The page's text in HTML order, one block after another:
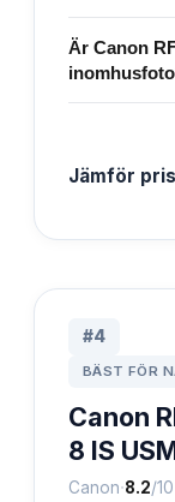
Är Canon
Jämför pris
#4
BÄST FÖR
Canon
8 IS
Canon·8.2/10